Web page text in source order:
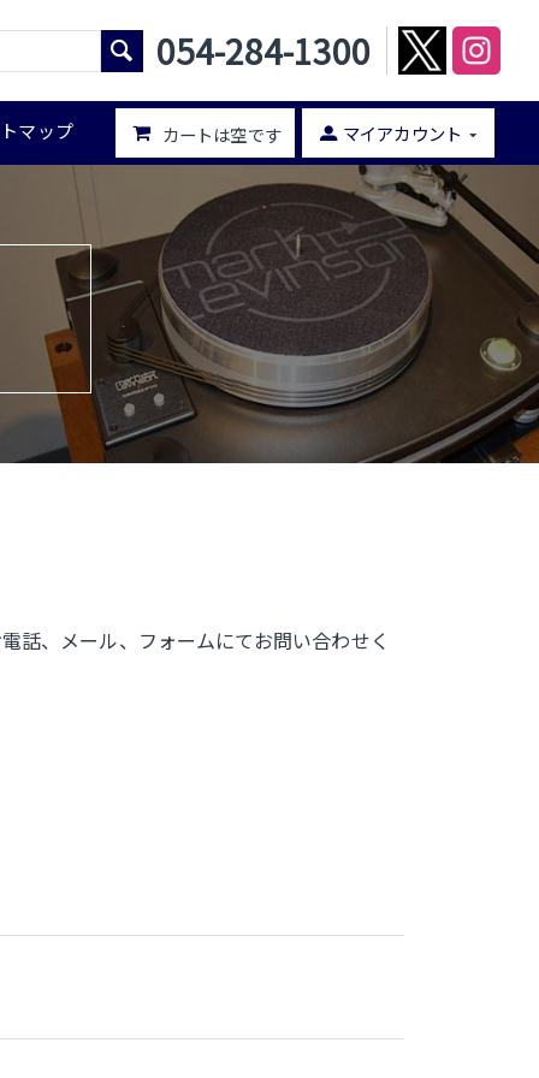
054-284-1300
マップ カートは空です マイアカウント
話、メール、フォームにてお問い合わせく